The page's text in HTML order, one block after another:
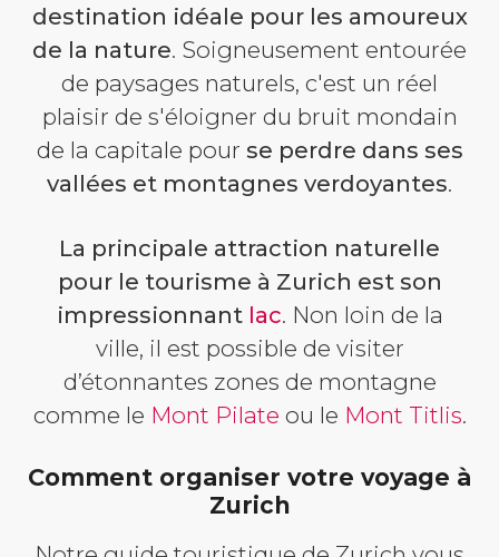
destination idéale pour les amoureux
de la nature. Soigneusement entourée
de paysages naturels, c'est un réel
plaisir de s'éloigner du bruit mondain
de la capitale pour se perdre dans ses
vallées et montagnes verdoyantes.
La principale attraction naturelle
pour le tourisme à Zurich est son
impressionnant lac. Non loin de la
ville, il est possible de visiter
d’étonnantes zones de montagne
comme le Mont Pilate ou le Mont Titlis.
Comment organiser votre voyage à
Zurich